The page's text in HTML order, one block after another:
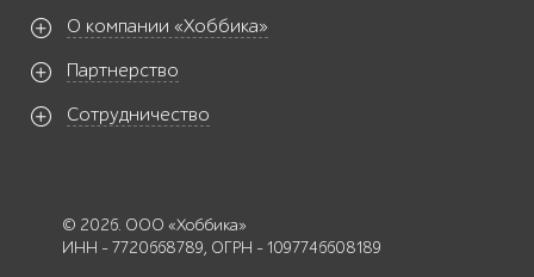
О компании «Хоббика»
Партнерство
Сотрудничество
© 2026. ООО «Хоббика»
ИНН - 7720668789, ОГРН - 1097746608189